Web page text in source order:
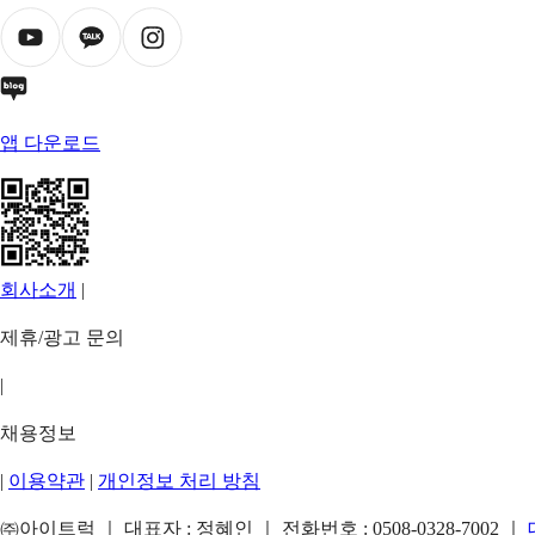
앱 다운로드
회사소개 |
제휴/광고 문의
|
채용정보
| 이용약관 | 개인정보 처리 방침
㈜아이트럭 ｜ 대표자 : 정혜인 ｜ 전화번호 : 0508-0328-7002